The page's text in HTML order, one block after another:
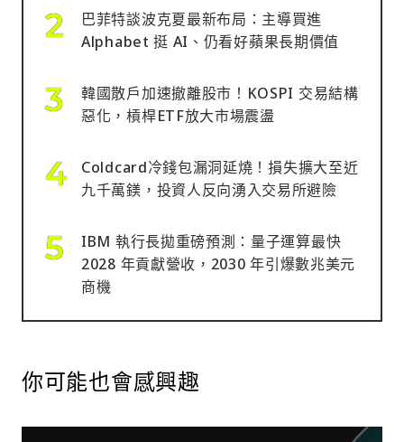
巴菲特談波克夏最新布局：主導買進
Alphabet 挺 AI、仍看好蘋果長期價值
韓國散戶加速撤離股市！KOSPI 交易結構
惡化，槓桿ETF放大市場震盪
Coldcard冷錢包漏洞延燒！損失擴大至近
九千萬鎂，投資人反向湧入交易所避險
IBM 執行長拋重磅預測：量子運算最快
2028 年貢獻營收，2030 年引爆數兆美元
商機
你可能也會感興趣